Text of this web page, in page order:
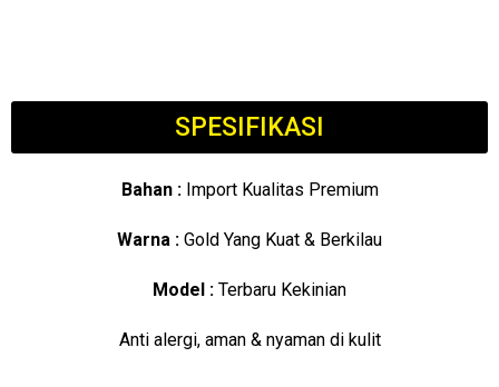
SPESIFIKASI
Bahan :Import Kualitas Premium
Warna : Gold Yang Kuat & Berkilau
Model : Terbaru Kekinian
Anti alergi, aman & nyaman di kulit